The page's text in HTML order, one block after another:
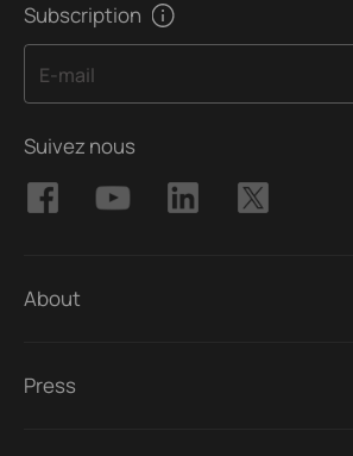
Subscription
E-mail
Suivez nous
About
Press